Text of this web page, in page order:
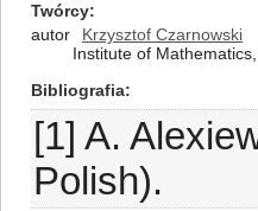
Twórcy
autor
Krzysztof Czarnowski
Institute of
Bibliografia
[1] A.
Polish).